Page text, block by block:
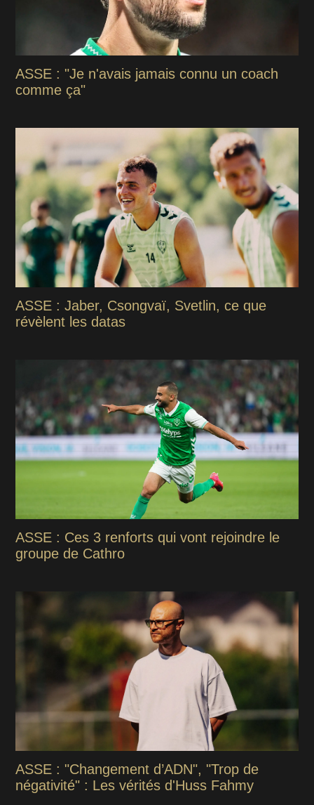
ASSE : "Je n'avais jamais connu un coach
comme ça"
ASSE : Jaber, Csongvaï, Svetlin, ce que
révèlent les datas
ASSE : Ces 3 renforts qui vont rejoindre le
groupe de Cathro
ASSE : "Changement d’ADN", "Trop de
négativité" : Les vérités d'Huss Fahmy